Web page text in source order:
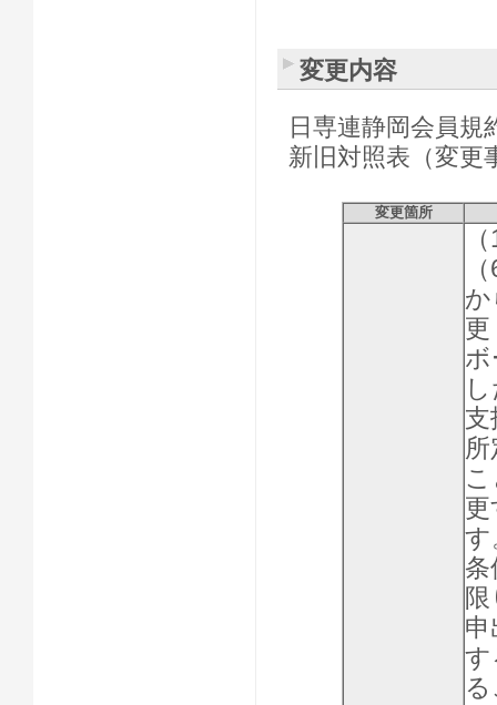
変更内容
日専連静岡会員
新旧対照表（変更
変更箇所
更
支
す
条
申
す